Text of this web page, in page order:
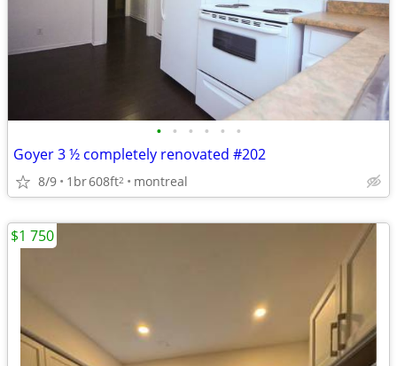
• • • • • •
Goyer 3 ½ completely renovated #202
8/9 1br608ft2 montreal
$1 750